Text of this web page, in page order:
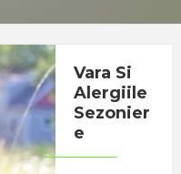
Vara Si
Alergiile
Sezonier
E